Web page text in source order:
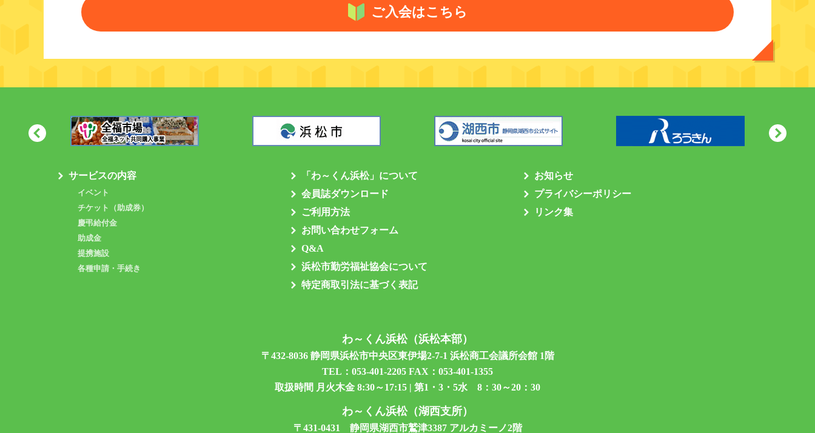
ご入会はこちら
サービスの内容
イベント
チケット（助成券）
慶弔給付金
助成金
提携施設
各種申請・手続き
「わ～くん浜松」について
会員誌ダウンロード
ご利用方法
お問い合わせフォーム
Q&A
浜松市勤労福祉協会について
特定商取引法に基づく表記
お知らせ
プライバシーポリシー
リンク集
わ～くん浜松（浜松本部）
〒432-8036 静岡県浜松市中央区東伊場2-7-1 浜松商工会議所会館 1階
TEL： 053-401-2205 FAX：053-401-1355
取扱時間 月火木金 8:30～17:15 | 第1・3・5水 8：30～20：30
わ～くん浜松（湖西支所）
〒431-0431 静岡県湖西市鷲津3387 アルカミーノ2階